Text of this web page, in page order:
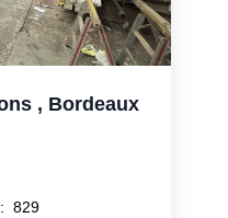
, Bordeaux
829